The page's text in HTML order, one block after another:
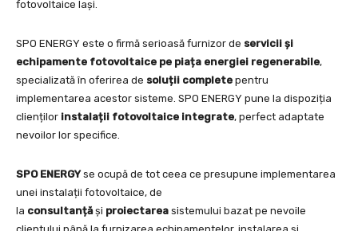
fotovoltaice Iași.
SPO ENERGY este o firmă serioasă furnizor de servicii și
echipamente fotovoltaice pe piața energiei regenerabile,
specializată în oferirea de soluții complete pentru
implementarea acestor sisteme. SPO ENERGY pune la dispoziția
clienților instalații fotovoltaice integrate, perfect adaptate
nevoilor lor specifice.
SPO ENERGYse ocupă de tot ceea ce presupune implementarea
unei instalații fotovoltaice, de
la consultanțăși proiectarea sistemului bazat pe nevoile